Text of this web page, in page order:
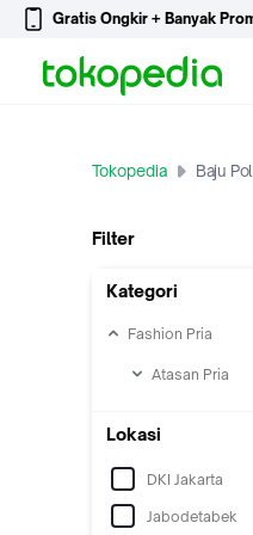
Gratis Ongkir + Banyak
Tokopedia Baju
Filter
Kategori
Fashion Pria
Atasan Pria
Lokasi
DKI Jakarta
Jabodetabek